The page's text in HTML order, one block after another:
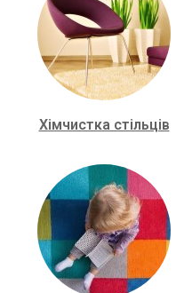
Хімчистка стільців